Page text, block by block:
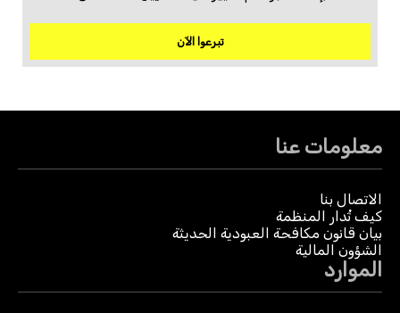
تبرعوا الآن
معلومات عنا
الاتصال بنا
كيف تُدار المنظمة
بيان قانون مكافحة العبودية الحديثة
الشؤون المالية
الموارد